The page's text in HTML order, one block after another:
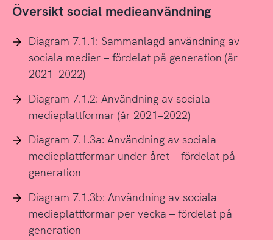
Översikt social medieanvändning
Diagram 7.1.1: Sammanlagd användning av
sociala medier – fördelat på generation (år
2021–2022)
Diagram 7.1.2: Användning av sociala
medieplattformar (år 2021–2022)
Diagram 7.1.3a: Användning av sociala
medieplattformar under året – fördelat på
generation
Diagram 7.1.3b: Användning av sociala
medieplattformar per vecka – fördelat på
generation